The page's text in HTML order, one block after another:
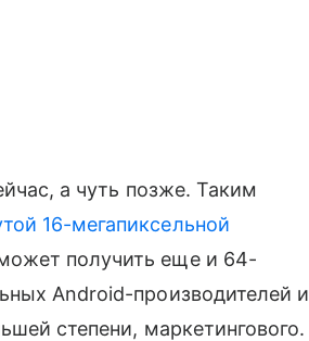
а чуть позже. Таким
16-мегапиксельной
получить еще и 64-
Android-производителей и
степени, маркетингового.